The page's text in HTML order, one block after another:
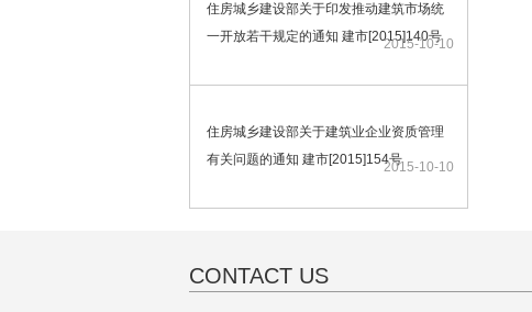
住房城乡建设部关于印发推动建筑市场统
一开放若干规定的通知 建市[2015]140号
2015-10-10
住房城乡建设部关于建筑业企业资质管理
有关问题的通知 建市[2015]154号2015-10-10
CONTACT US